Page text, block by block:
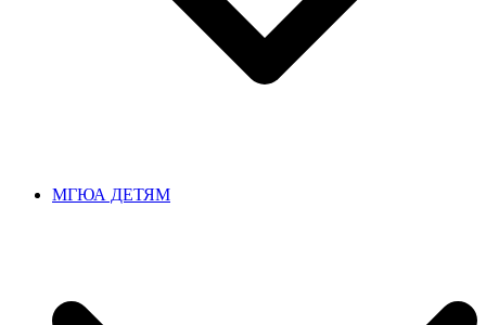
МГЮА ДЕТЯМ